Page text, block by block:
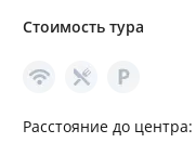
Стоимость тура
Расстояние до центра: